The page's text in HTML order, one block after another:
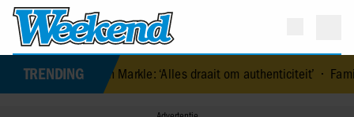
TRENDING
Markle: ‘Alles draait om authenticiteit’•Familie Perez Hilton